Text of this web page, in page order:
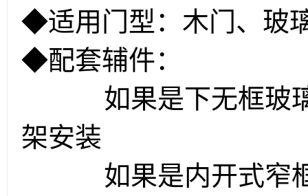
◆适用门型：木门、玻
◆配套辅件：
如果是下无框玻璃
架安装
如果是内开式窄